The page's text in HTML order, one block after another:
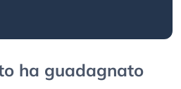
ha guadagnato